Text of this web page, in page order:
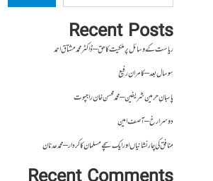
Recent Posts
ریاست کے وسائل پر ملکیت کا حق – ڈاکٹر محمد مشتاق احمد
سو سال بعد – کامران رفیع
پاسبانِ حرمین شریفین – محمد محسن خان راجپوت
دوسرا رخ – آصف امین
منافق کی چار نشانیاں اور ایک سچے مسلمان کا کردار – محمد عدنان